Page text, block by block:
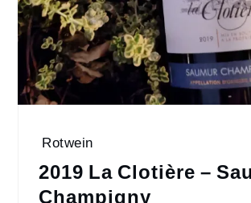
Rotwein
2019 La Clotière –
Champigny